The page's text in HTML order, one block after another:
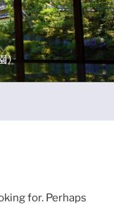
）
for. Perhaps